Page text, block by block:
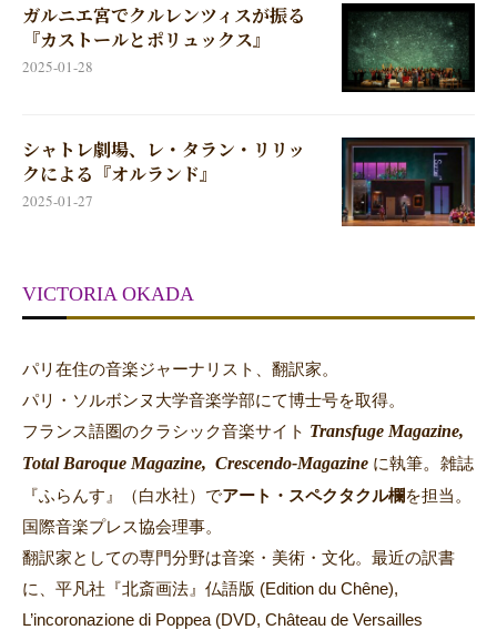
ガルニエ宮でクルレンツィスが振る
『カストールとポリュックス』
2025-01-28
シャトレ劇場、レ・タラン・リリッ
クによる『オルランド』
2025-01-27
VICTORIA OKADA
パリ在住の音楽ジャーナリスト、翻訳家。
パリ・ソルボンヌ大学音楽学部にて博士号を取得。
フランス語圏のクラシック音楽サイト Transfuge Magazine,
Total Baroque Magazine, Crescendo-Magazine に執筆。 雑誌
『ふらんす』（白水社）でアート・スペクタクル欄を担当。
国際音楽プレス協会理事。
翻訳家としての専門分野は音楽・美術・文化。最近の訳書
に、平凡社『北斎画法』仏語版 (Edition du Chêne),
L’incoronazione di Poppea (DVD, Château de Versailles